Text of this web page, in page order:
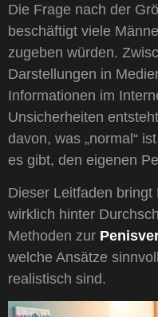
Die Frage nach der
beschäftigt viele
zugeben würden.
Darstellungen in
Informationen im
Unsicherheiten
davon, was „normal“
es gibt, den eigenen
Dieser Leitfaden
wirklich hinter
Methoden zur
welche Ansätze
realistisch sind.